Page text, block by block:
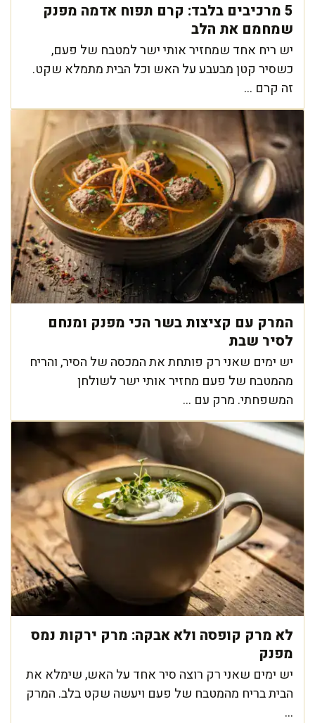
5 מרכיבים בלבד: קרם תפוח אדמה מפנק
שמחמם את הלב
יש ריח אחד שמחזיר אותי ישר למטבח של פעם,
כשסיר קטן מבעבע על האש וכל הבית מתמלא שקט.
זה קרם ...
המרק עם קציצות בשר הכי מפנק ומנחם
לסיר שבת
יש ימים שאני רק פותחת את המכסה של הסיר, והריח
מהמטבח של פעם מחזיר אותי ישר לשולחן
המשפחתי. מרק עם ...
לא מרק קופסה ולא אבקה: מרק ירקות נמס
מפנק
יש ימים שאני רק רוצה סיר אחד על האש, שימלא את
הבית בריח מהמטבח של פעם ויעשה שקט בלב. המרק
...